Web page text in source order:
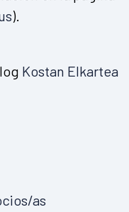
).
Kostan Elkartea
as